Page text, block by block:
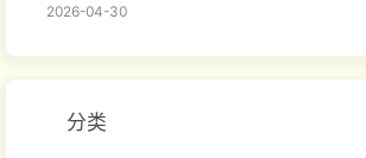
2026-04-30
分类